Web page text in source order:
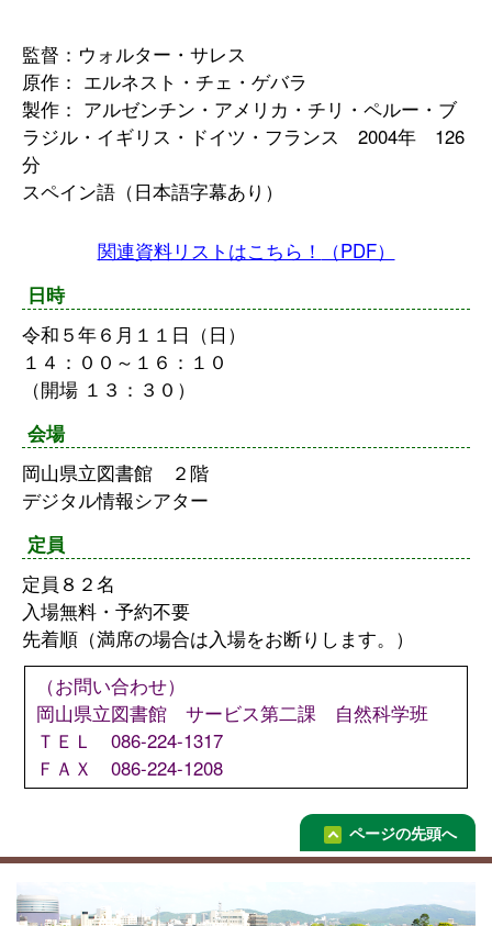
監督：ウォルター・サレス
原作： エルネスト・チェ・ゲバラ
製作： アルゼンチン・アメリカ・チリ・ペルー・ブ
ラジル・イギリス・ドイツ・フランス 2004年 126
分
スペイン語（日本語字幕あり）
関連資料リストはこちら！
（PDF）
日時
令和５年６月１１日（日）
１４：００～１６：１０
（開場 １３：３０）
会場
岡山県立図書館 ２階
デジタル情報シアター
定員
定員８２名
入場無料・予約不要
先着順（満席の場合は入場をお断りします。）
（お問い合わせ）
岡山県立図書館 サービス第二課 自然科学班
ＴＥＬ 086-224-1317
ＦＡＸ 086-224-1208
ページの先頭へ